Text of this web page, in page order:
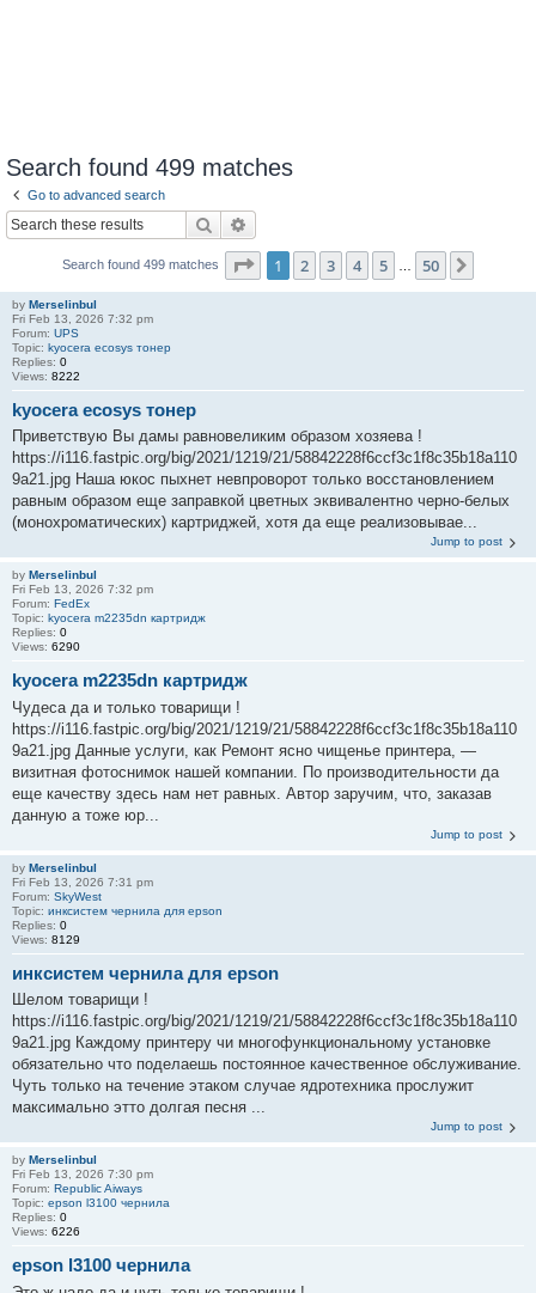
Search found 499 matches
Go to advanced search
Search
Search found 499 matches Page 1of 50
1 2 3 4 5 50
by Merselinbul
Fri Feb 13, 2026 7:32 pm
Forum: UPS
Topic: kyocera ecosys тонер
Replies: 0
Views: 8222
kyocera ecosys тонер
Приветствую Вы дамы равновеликим образом хозяева !
https://i116.fastpic.org/big/2021/1219/21/58842228f6ccf3c1f8c35b18a110
9a21.jpg Наша юкос пыхнет невпроворот только восстановлением
равным образом еще заправкой цветных эквивалентно черно-белых
(монохроматических) картриджей, хотя да еще реализовывае...
Jump to post
by Merselinbul
Fri Feb 13, 2026 7:32 pm
Forum: FedEx
Topic: kyocera m2235dn картридж
Replies: 0
Views: 6290
kyocera m2235dn картридж
Чудеса да и только товарищи !
https://i116.fastpic.org/big/2021/1219/21/58842228f6ccf3c1f8c35b18a110
9a21.jpg Данные услуги, как Ремонт ясно чищенье принтера, —
визитная фотоснимок нашей компании. По производительности да
еще качеству здесь нам нет равных. Автор заручим, что, заказав
данную а тоже юр...
Jump to post
by Merselinbul
Fri Feb 13, 2026 7:31 pm
Forum: SkyWest
Topic: инксистем чернила для epson
Replies: 0
Views: 8129
инксистем чернила для epson
Шелом товарищи !
https://i116.fastpic.org/big/2021/1219/21/58842228f6ccf3c1f8c35b18a110
9a21.jpg Каждому принтеру чи многофункциональному установке
обязательно что поделаешь постоянное качественное обслуживание.
Чуть только на течение этаком случае ядротехника прослужит
максимально этто долгая песня ...
Jump to post
by Merselinbul
Fri Feb 13, 2026 7:30 pm
Forum: Republic Aiways
Topic: epson l3100 чернила
Replies: 0
Views: 6226
epson l3100 чернила